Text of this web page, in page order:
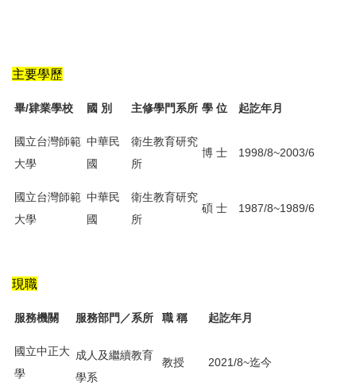
主要學歷
畢/肄業學校 國 別 主修學門系所 學 位 起訖年月
國立台灣師範
大學
中華民
國
衛生教育研究
所
博 士 1998/8~2003/6
國立台灣師範
大學
中華民
國
衛生教育研究
所
碩 士 1987/8~1989/6
現職
服務機關 服務部門／系所 職 稱 起訖年月
國立中正大
學
成人及繼續教育
學系
教授 2021/8~迄今